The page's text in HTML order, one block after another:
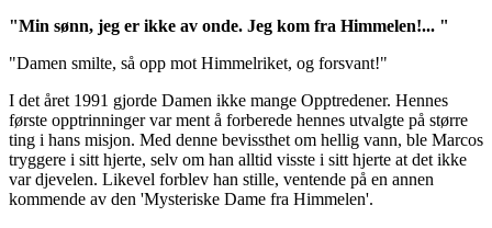
"Min sønn, jeg er ikke av onde. Jeg kom fra Himmelen!... "
"Damen smilte, så opp mot Himmelriket, og forsvant!"
I det året 1991 gjorde Damen ikke mange Opptredener. Hennes
første opptrinninger var ment å forberede hennes utvalgte på større
ting i hans misjon. Med denne bevissthet om hellig vann, ble Marcos
tryggere i sitt hjerte, selv om han alltid visste i sitt hjerte at det ikke
var djevelen. Likevel forblev han stille, ventende på en annen
kommende av den 'Mysteriske Dame fra Himmelen'.